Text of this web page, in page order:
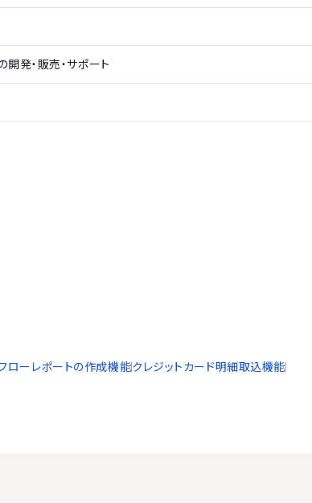
発・販売・サポート
ローレポートの作成機能クレジットカード明細取込機能